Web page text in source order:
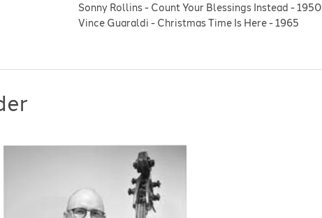
Sonny Rollins- Count Your Blessings Instead -1950
Vince Guaraldi - Christmas Time Is Here-1965